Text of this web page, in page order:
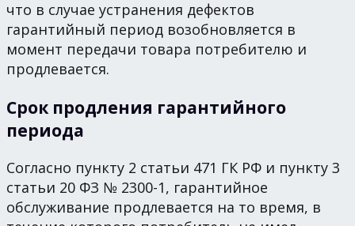
что в случае устранения дефектов
гарантийный период возобновляется в
момент передачи товара потребителю и
продлевается.
Срок продления гарантийного
периода
Согласно пункту 2 статьи 471 ГК РФ и пункту 3
статьи 20 ФЗ № 2300-1, гарантийное
обслуживание продлевается на то время, в